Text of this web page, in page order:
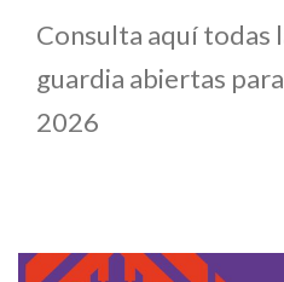
Consulta aquí todas
guardia abiertas
2026